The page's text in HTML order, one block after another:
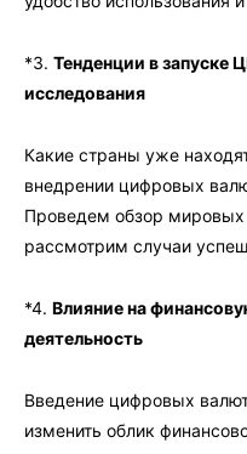
*3. Тенденции в запуске
исследования
Какие страны уже
внедрении цифровых
Проведем обзор
рассмотрим случаи
*4. Влияние на
деятельность
Введение цифровых
изменить облик